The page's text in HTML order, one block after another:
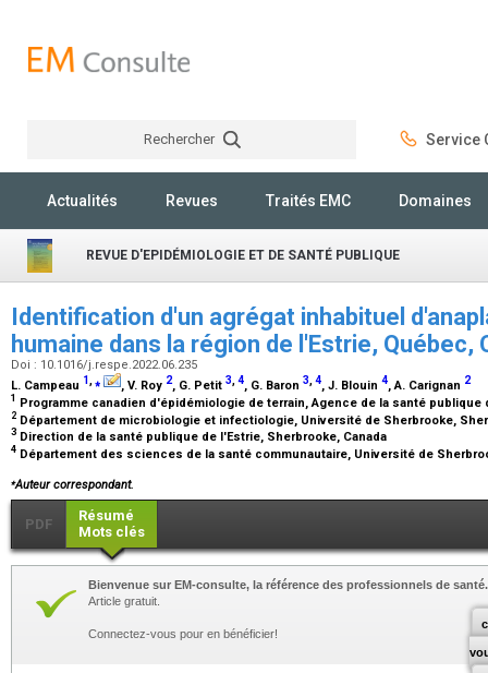
Rechercher Service
Actualités Revues Traités EMC Domaines
REVUE D'EPIDÉMIOLOGIE ET DE SANTÉ PUBLIQUE
Identification d'un agrégat inhabituel
humaine dans la région de l'Estrie, Québec,
Doi : 10.1016/j.respe.2022.06.235
L. Campeau 1,⁎ , V. Roy 2, G. Petit 3,4, G. Baron 3,4, J. Blouin 4, A. Carignan 2
1 Programme canadien d'épidémiologie de terrain, Agence de la santé publique
2 Département de microbiologie et infectiologie, Université de Sherbrooke,
3 Direction de la santé publique de l'Estrie, Sherbrooke, Canada
4 Département des sciences de la santé communautaire, Université de
⁎Auteur correspondant.
PDF
Résumé
Mots clés
Bienvenue sur EM-consulte, la référence des professionnels de santé.
Article gratuit.
Connectez-vous pour en bénéficier!